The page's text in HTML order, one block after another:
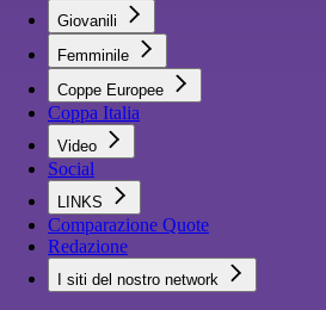
Giovanili
Femminile
Coppe Europee
Coppa Italia
Video
Social
LINKS
Comparazione Quote
Redazione
I siti del nostro network